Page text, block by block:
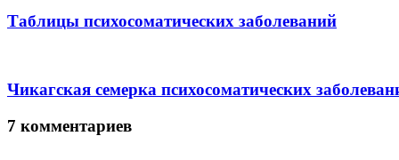
Таблицы психосоматических заболеваний
Чикагская семерка психосоматических
7 комментариев